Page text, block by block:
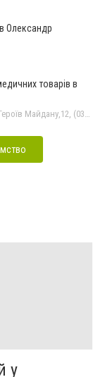
Олександр
товарів в
у